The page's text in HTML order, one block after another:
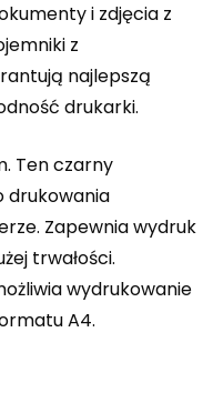
i zdjęcia z
z
najlepszą
drukarki.
Ten czarny
drukowania
Zapewnia wydruk
trwałości.
wydrukowanie
A4.